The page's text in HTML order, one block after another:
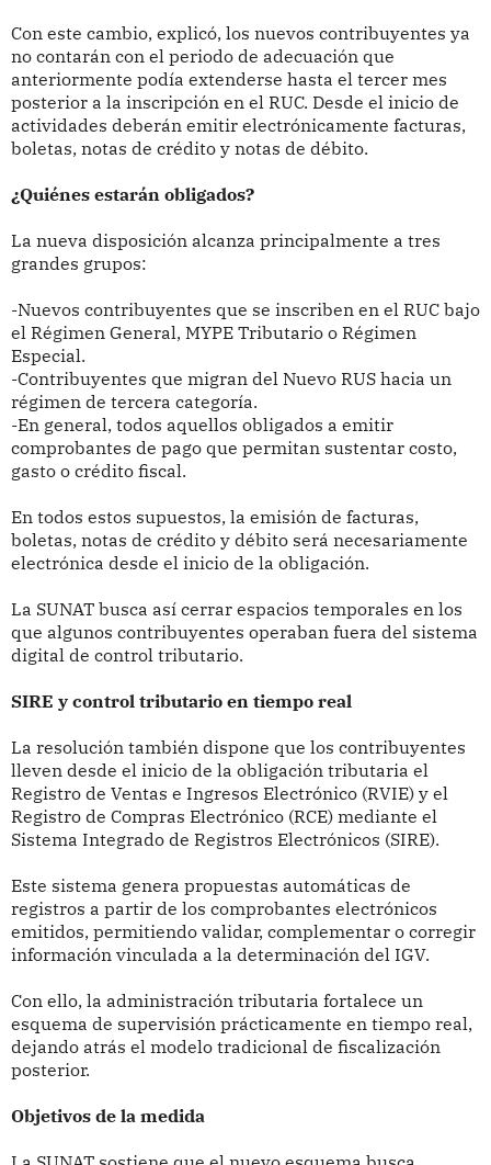
Con este cambio, explicó, los nuevos contribuyentes ya
no contarán con el periodo de adecuación que
anteriormente podía extenderse hasta el tercer mes
posterior a la inscripción en el RUC. Desde el inicio de
actividades deberán emitir electrónicamente facturas,
boletas, notas de crédito y notas de débito.
¿Quiénes estarán obligados?
La nueva disposición alcanza principalmente a tres
grandes grupos:
-Nuevos contribuyentes que se inscriben en el RUC bajo
el Régimen General, MYPE Tributario o Régimen
Especial.
-Contribuyentes que migran del Nuevo RUS hacia un
régimen de tercera categoría.
-En general, todos aquellos obligados a emitir
comprobantes de pago que permitan sustentar costo,
gasto o crédito fiscal.
En todos estos supuestos, la emisión de facturas,
boletas, notas de crédito y débito será necesariamente
electrónica desde el inicio de la obligación.
La SUNAT busca así cerrar espacios temporales en los
que algunos contribuyentes operaban fuera del sistema
digital de control tributario.
SIRE y control tributario en tiempo real
La resolución también dispone que los contribuyentes
lleven desde el inicio de la obligación tributaria el
Registro de Ventas e Ingresos Electrónico (RVIE) y el
Registro de Compras Electrónico (RCE) mediante el
Sistema Integrado de Registros Electrónicos (SIRE).
Este sistema genera propuestas automáticas de
registros a partir de los comprobantes electrónicos
emitidos, permitiendo validar, complementar o corregir
información vinculada a la determinación del IGV.
Con ello, la administración tributaria fortalece un
esquema de supervisión prácticamente en tiempo real,
dejando atrás el modelo tradicional de fiscalización
posterior.
Objetivos de la medida